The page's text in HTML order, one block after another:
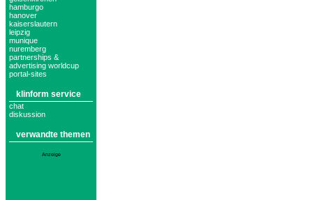
hamburgo
hanover
kaiserslautern
leipzig
munique
nuremberg
partnerships &
advertising worldcup
portal-sites
klinform service
chat
diskussion
verwandte themen
Anzeige